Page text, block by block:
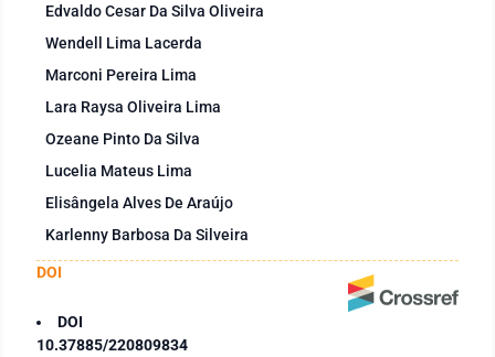
Edvaldo Cesar Da Silva Oliveira
Wendell Lima Lacerda
Marconi Pereira Lima
Lara Raysa Oliveira Lima
Ozeane Pinto Da Silva
Lucelia Mateus Lima
Elisângela Alves De Araújo
Karlenny Barbosa Da Silveira
DOI
DOI
10.37885/220809834